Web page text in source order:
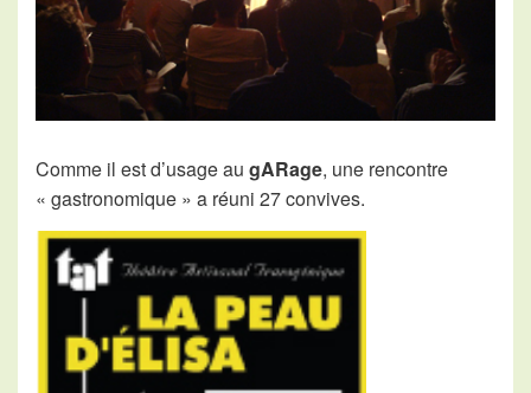
Comme il est d’usage au gARage, une rencontre
« gastronomique » a réuni 27 convives.